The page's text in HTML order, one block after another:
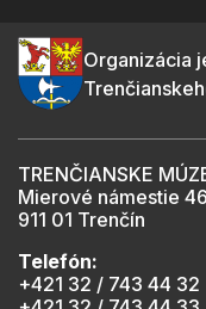
Organizácia
TRENČIANSKE
Mierové námestie 46
911 01 Trenčín
Telefón:
+421 32 / 743 44